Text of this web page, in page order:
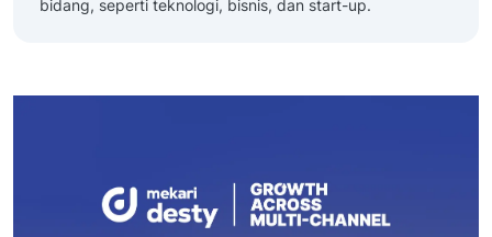
bidang, seperti teknologi, bisnis, dan start-up.